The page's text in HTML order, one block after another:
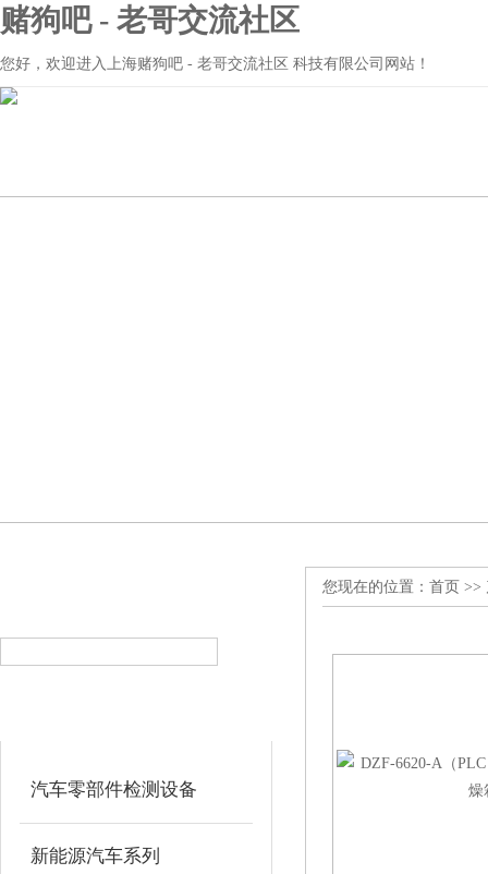
赌狗吧 - 老哥交流社区
您好，欢迎进入上海赌狗吧 - 老哥交流社区 科技有限公司网站！
汽车零部件检测设备
新能源汽车系列
您现在的位置： 首页 >>